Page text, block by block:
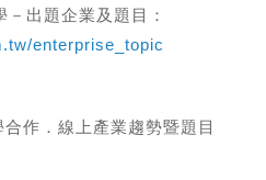
出題企業及題目：
enterprise_topic
合作．線上產業趨勢暨題目